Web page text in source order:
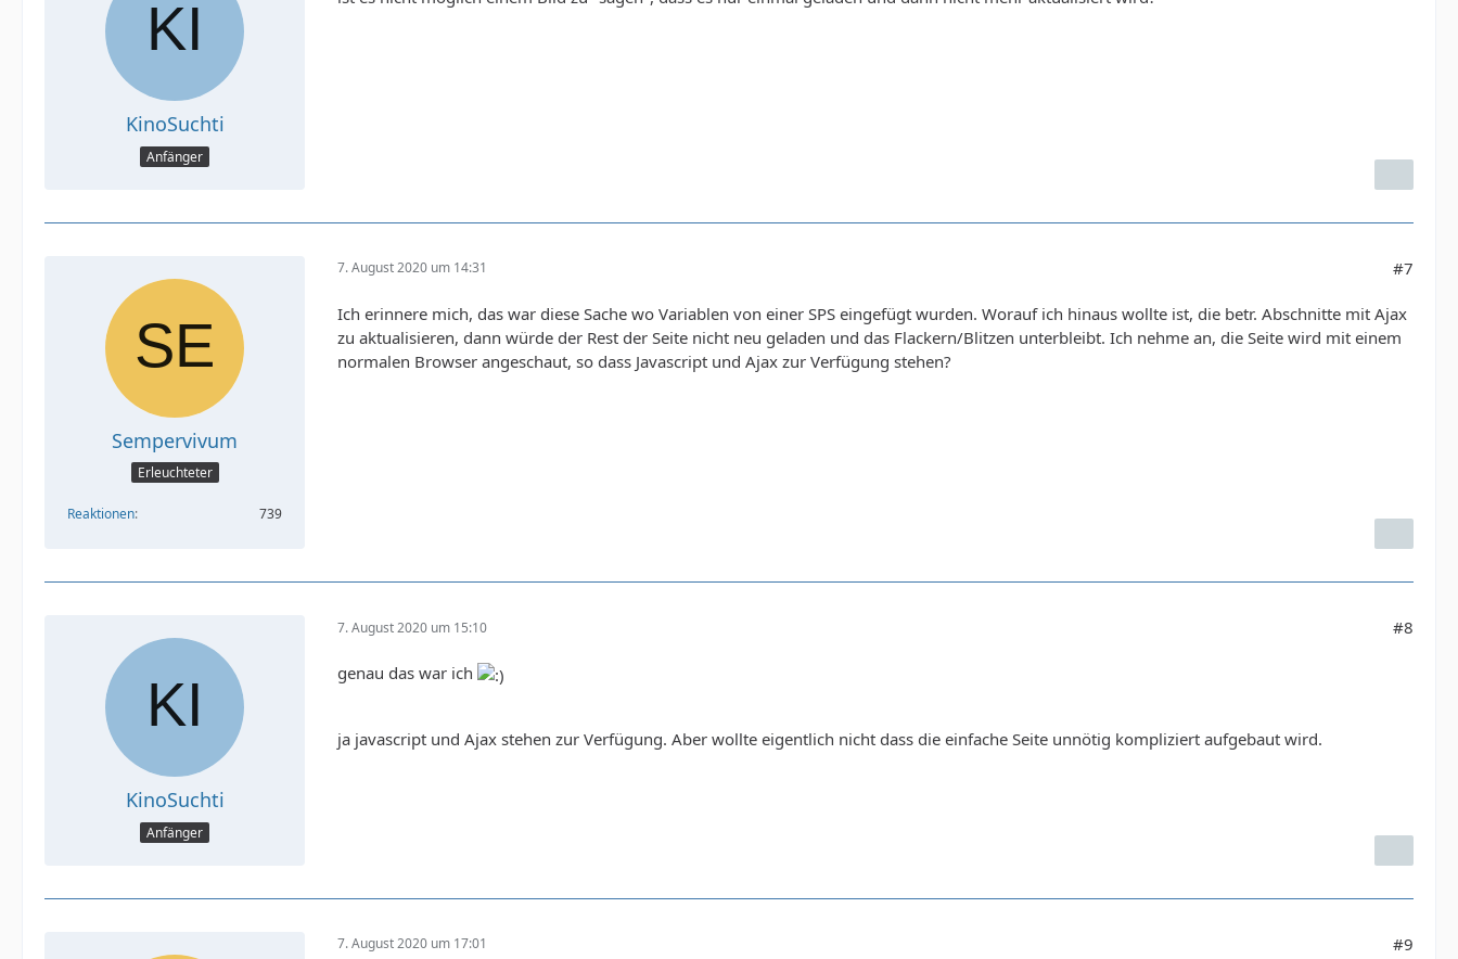
KinoSuchti
Anfänger
Sempervivum
Erleuchteter
Reaktionen 739
7. August 2020 um 14:31 #7
Ich erinnere mich, das war diese Sache wo Variablen von einer SPS eingefügt wurden. Worauf ich hinaus wollte ist, die betr. Abschnitte mit Ajax
zu aktualisieren, dann würde der Rest der Seite nicht neu geladen und das Flackern/Blitzen unterbleibt. Ich nehme an, die Seite wird mit einem
normalen Browser angeschaut, so dass Javascript und Ajax zur Verfügung stehen?
KinoSuchti
Anfänger
7. August 2020 um 15:10 #8
genau das war ich
ja javascript und Ajax stehen zur Verfügung. Aber wollte eigentlich nicht dass die einfache Seite unnötig kompliziert aufgebaut wird.
7. August 2020 um 17:01 #9